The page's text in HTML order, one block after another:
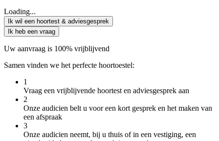
Loading...
Ik wil een hoortest & adviesgesprek
Ik heb een vraag
Uw aanvraag is 100% vrijblijvend
Samen vinden we het perfecte hoortoestel:
1
Vraag een vrijblijvende hoortest en adviesgesprek aan
2
Onze audicien belt u voor een kort gesprek en het maken van
een afspraak
3
Onze audicien neemt, bij u thuis of in een vestiging, een